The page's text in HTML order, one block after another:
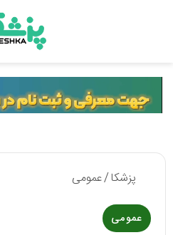
پزشکا/عمومی
عمومی